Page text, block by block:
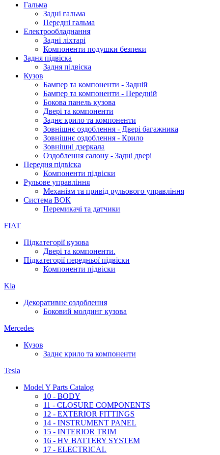
Гальма
Задні гальма
Передні гальма
Електрообладнання
Задні ліхтарі
Компоненти подушки безпеки
Задня підвіска
Задня підвіска
Кузов
Бампер та компоненти - Задній
Бампер та компоненти - Передній
Бокова панель кузова
Двері та компоненти
Заднє крило та компоненти
Зовнішнє оздоблення - Двері багажника
Зовнішнє оздоблення - Крило
Зовнішні дзеркала
Оздоблення салону - Задні двері
Передня підвіска
Компоненти підвіски
Рульове управління
Механізм та привід рульового управління
Система ВОК
Перемикачі та датчики
FIAT
Підкатегорії кузова
Двері та компоненти.
Підкатегорії передньої підвіски
Компоненти підвіски
Kia
Декоративне оздоблення
Боковий молдинг кузова
Mercedes
Кузов
Заднє крило та компоненти
Tesla
Model Y Parts Catalog
10 - BODY
11 - CLOSURE COMPONENTS
12 - EXTERIOR FITTINGS
14 - INSTRUMENT PANEL
15 - INTERIOR TRIM
16 - HV BATTERY SYSTEM
17 - ELECTRICAL